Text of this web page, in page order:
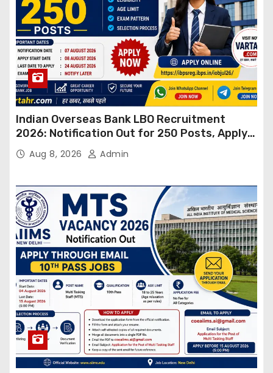
Indian Overseas Bank LBO Recruitment
2026: Notification Out for 250 Posts, Apply
OnlineAug 8, 2026 Admin